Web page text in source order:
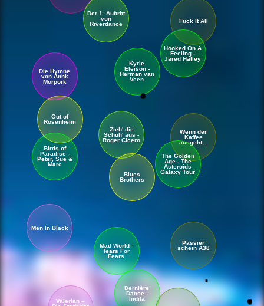
Der 1. Auftritt
von
Riverdance
Fuck It All
Die Hymne
von Anhk
Morpork
Kyrie
Eleison -
Herman van
Veen
Hooked On A
Feeling -
Jared Halley
Out of
Rosenheim
Zieh' die
Schuh' aus -
Roger Cicero
Wenn der
Kaffee
ausgeht...
Birds of
Paradise -
Peter, Sue &
Marc
Blues
Brothers
The Golden
Age - The
Asteroids
Galaxy Tour
Men In Black
Mad World -
Tears For
Fears
Passier
schein A38
Valerian –
Dernière
Danse -
Indila